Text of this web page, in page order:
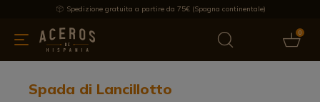
Spedizione gratuita a partire da 75€ (Spagna continentale)
0
cucina Offre Ultime notizie Venduti Marche
Spada di Lancillotto